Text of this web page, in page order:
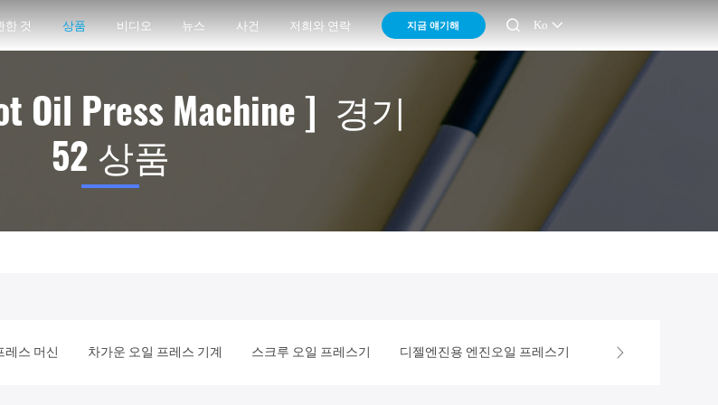
한 것 상품 비디오 뉴스 사건 저희와 연락 지금 얘기해  Ko
Oil Press Machine ] 경기
52 상품
레스 머신 차가운 오일 프레스 기계 스크루 오일 프레스기 디젤엔진용 엔진오일 프레스기 큰 오일 프레스